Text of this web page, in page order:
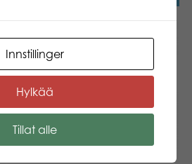
Innstillinger
Hylkää
Tillat alle